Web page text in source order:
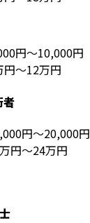
円～10,000円
～12万円
者
円～20,000円
円～24万円